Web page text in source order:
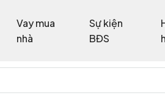
Vay mua
nhà
Sự kiện
BĐS